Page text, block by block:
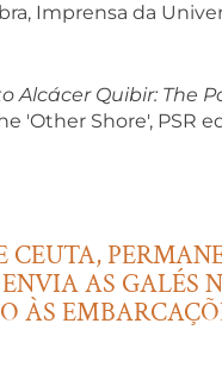
Imprensa da
Alcácer Quibir: The
'Other Shore', PSR
AS